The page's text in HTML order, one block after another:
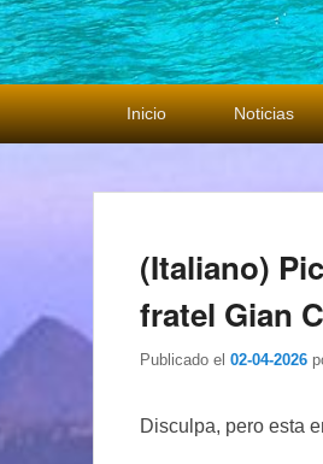
Menú
principal
Inicio Noticias
(Italiano)
fratel Gian
Publicado el 02-04-2026
Disculpa, pero esta